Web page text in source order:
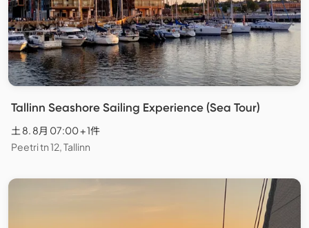
Tallinn Seashore Sailing Experience (Sea Tour)
土 8. 8月 07:00 + 1件
Peetri tn 12, Tallinn